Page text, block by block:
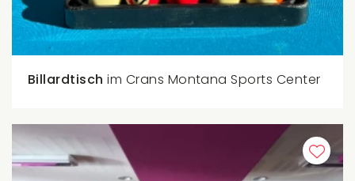
Billardtischim Crans Montana Sports Center